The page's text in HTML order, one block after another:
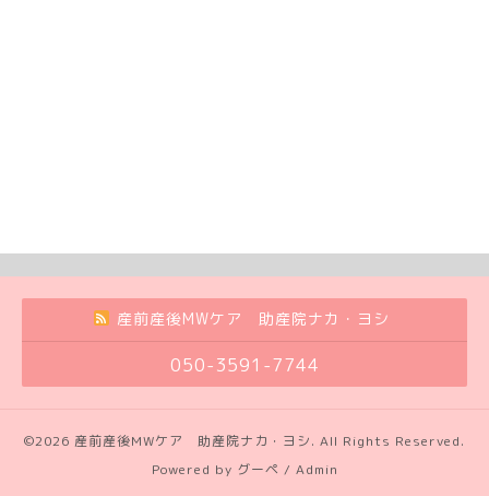
産前産後MWケア 助産院ナカ・ヨシ
050-3591-7744
©2026 産前産後MWケア 助産院ナカ・ヨシ. All Rights Reserved.
Powered by グーペ / Admin